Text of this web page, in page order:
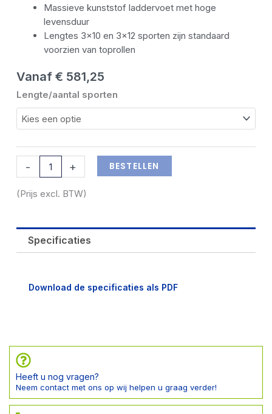
Massieve kunststof laddervoet met hoge
levensduur
Lengtes 3×10 en 3×12 sporten zijn standaard
voorzien van toprollen
Vanaf € 581,25
Lengte/aantal sporten
-
Dirks
3-
delige
opsteekladder
+ BESTELLEN
(Prijs excl. BTW)
Specificaties
Download de specificaties als PDF
Heeft u nog vragen?
Neem contact met ons op wij helpen u graag verder!